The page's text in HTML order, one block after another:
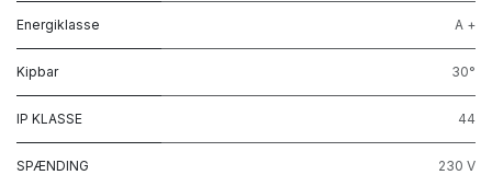
børneværelser, værksted, aktivitetsrum og garage.
PRO INDBYGNINGSSPOT incl. 5,5W DimTone LED pære består
Indbygningsspot 230V GU10 max 7W Led -mat hvid : Varenr
5442529597
Energiklasse A +
Kipbar 30°
IP KLASSE 44
SPÆNDING 230 V